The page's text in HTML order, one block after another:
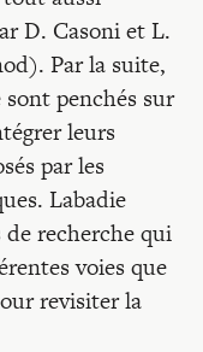
D. Casoni et L.
Par la suite,
penchés sur
leurs
par les
Labadie
recherche qui
voies que
revisiter la